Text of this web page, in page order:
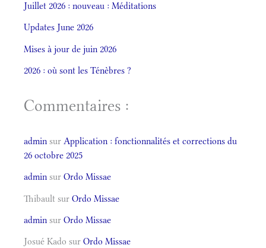
Juillet 2026 : nouveau : Méditations
Updates June 2026
Mises à jour de juin 2026
2026 : où sont les Ténèbres ?
Commentaires :
admin sur Application : fonctionnalités et corrections du
26 octobre 2025
admin sur Ordo Missae
Thibault sur Ordo Missae
admin sur Ordo Missae
Josué Kado sur Ordo Missae